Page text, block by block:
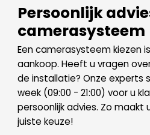
Persoonlijk
camerasysteem
Een camerasysteem kiezen
aankoop. Heeft u vragen
de installatie? Onze experts
week (09:00 - 21:00) voor u
persoonlijk advies. Zo maakt
juiste keuze!